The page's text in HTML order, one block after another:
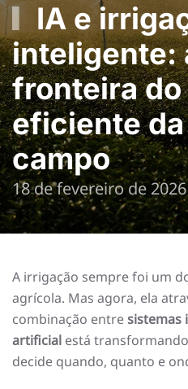
IA e
inteligente:
fronteira do
eficiente
campo
18 de fevereiro de 2026
A irrigação sempre foi um
agrícola. Mas agora, ela
combinação entresistemas
artificial está
decide quando, quanto e